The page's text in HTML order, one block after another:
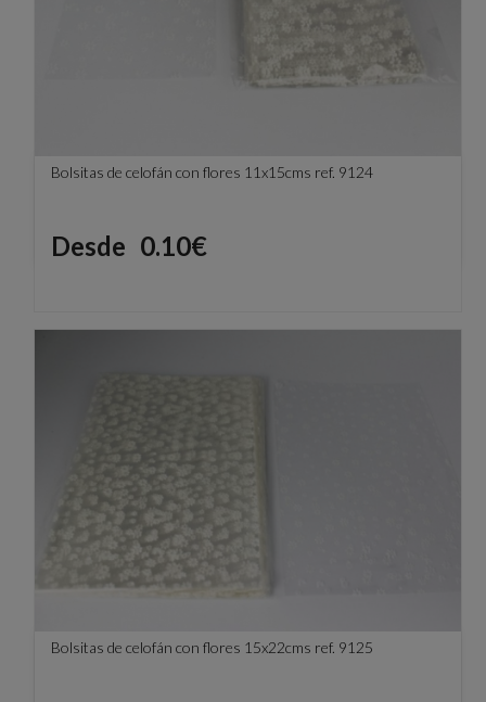
Bolsitas de celofán con flores 11x15cms ref. 9124
Precio
Desde 0.10€
Bolsitas de celofán con flores 15x22cms ref. 9125